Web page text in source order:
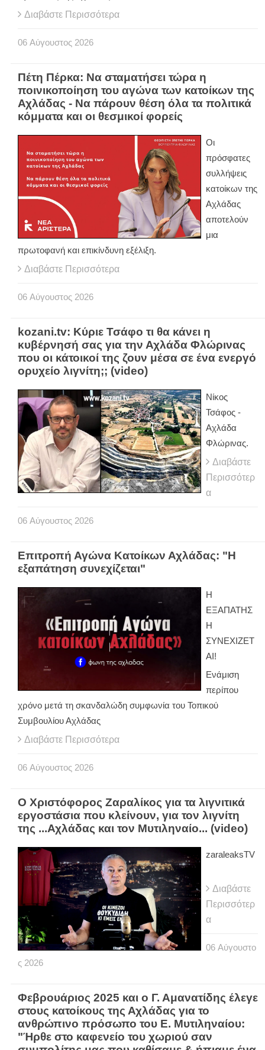
Διαβάστε Περισσότερα
06 Αύγουστος 2026
Πέτη Πέρκα: Να σταματήσει τώρα η
ποινικοποίηση του αγώνα των κατοίκων της
Αχλάδας - Να πάρουν θέση όλα τα πολιτικά
κόμματα και οι θεσμικοί φορείς
Οι
πρόσφατες
συλλήψεις
κατοίκων της
Αχλάδας
αποτελούν
μια
πρωτοφανή και επικίνδυνη εξέλιξη.
Διαβάστε Περισσότερα
06 Αύγουστος 2026
kozani.tv: Κύριε Τσάφο τι θα κάνει η
κυβέρνησή σας για την Αχλάδα Φλώρινας
που οι κάτοικοί της ζουν μέσα σε ένα ενεργό
ορυχείο λιγνίτη;; (video)
Νίκος
Τσάφος -
Αχλάδα
Φλώρινας.
Διαβάστε
Περισσότερ
α
06 Αύγουστος 2026
Επιτροπή Αγώνα Κατοίκων Αχλάδας: "Η
εξαπάτηση συνεχίζεται"
Η
ΕΞΑΠΑΤΗΣ
Η
ΣΥΝΕΧΙΖΕΤ
ΑΙ!
Ενάμιση
περίπου
χρόνο μετά τη σκανδαλώδη συμφωνία του Τοπικού
Συμβουλίου Αχλάδας
Διαβάστε Περισσότερα
06 Αύγουστος 2026
Ο Χριστόφορος Ζαραλίκος για τα λιγνιτικά
εργοστάσια που κλείνουν, για τον λιγνίτη
της ...Αχλάδας και τον Μυτιληναίο... (video)
zaraleaksTV
Διαβάστε
Περισσότερ
α
06 Αύγουστο
ς 2026
Φεβρουάριος 2025 και ο Γ. Αμανατίδης έλεγε
στους κατοίκους της Αχλάδας για το
ανθρώπινο πρόσωπο του Ε. Μυτιληναίου:
"Ήρθε στο καφενείο του χωριού σαν